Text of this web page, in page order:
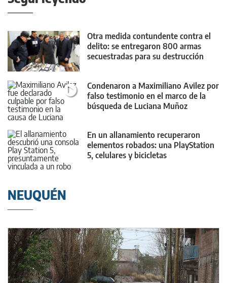
Otra medida contundente contra el
delito: se entregaron 800 armas
secuestradas para su destrucción
Condenaron a Maximiliano Avilez por
falso testimonio en el marco de la
búsqueda de Luciana Muñoz
En un allanamiento recuperaron
elementos robados: una PlayStation
5, celulares y bicicletas
NEUQUÉN